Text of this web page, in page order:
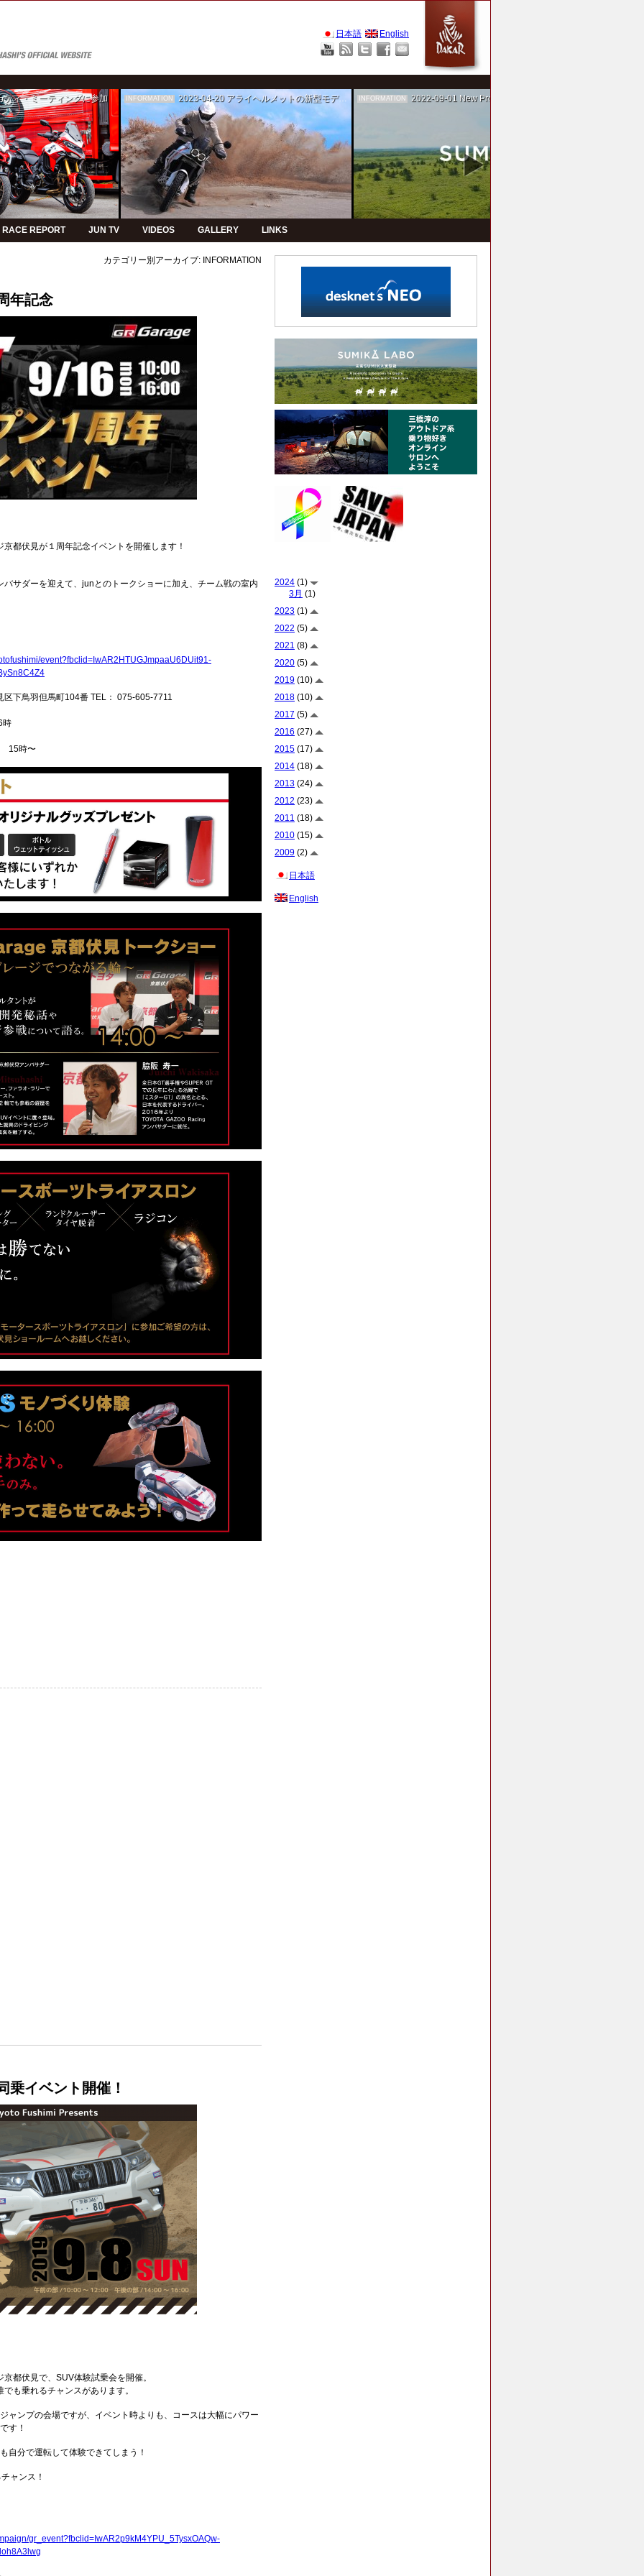
日本語 English
ィ・ミーティングに参加 INFORMATION 2023-04-20 アライヘルメットの新型モデルPVの制作を担当 INFORMATION 2022-09-01 New Project！ 未来SUMIKA実験箱
RACE REPORT JUN TV VIDEOS GALLERY LINKS
カテゴリー別アーカイブ: INFORMATION
年記念
都伏見が１周年記念イベントを開催します！
サダーを迎えて、junとのトークショーに加え、チーム戦の室内
event?fbclid=IwAR2HTUGJmpaaU6DUit91-
下鳥羽但馬町104番 TEL： 075-605-7711
15時〜
乗イベント開催！
都伏見で、SUV体験試乗会を開催。
も乗れるチャンスがあります。
ャンプの会場ですが、イベント時よりも、コースは大幅にパワー
す！
自分で運転して体験できてしまう！
ャンス！
gr_event?fbclid=IwAR2p9kM4YPU_5TysxOAQw-
2024 (1)
3月 (1)
2023 (1)
2022 (5)
2021 (8)
2020 (5)
2019 (10)
2018 (10)
2017 (5)
2016 (27)
2015 (17)
2014 (18)
2013 (24)
2012 (23)
2011 (18)
2010 (15)
2009 (2)
日本語
English